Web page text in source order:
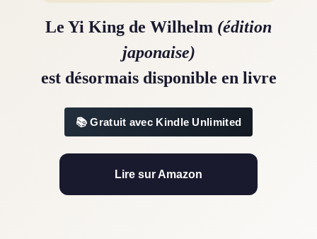
Le Yi King de Wilhelm (édition
japonaise)
est désormais disponible en livre
Gratuit avec Kindle Unlimited
Lire sur Amazon